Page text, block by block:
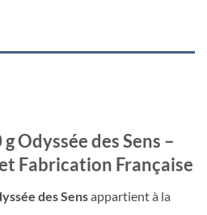
Odyssée des Sens –
Fabrication Française
des Sensappartient à la